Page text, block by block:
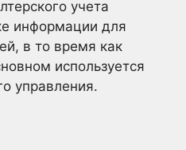
учета
информации для
в то время как
используется
управления.